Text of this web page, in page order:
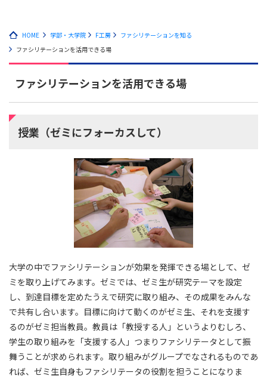
HOME 学部・大学院 F工房
ファシリテーションを知る
ファシリテーションを活用できる場
ファシリテーションを活用できる場
授業（ゼミにフォーカスして）
大学の中でファシリテーションが効果を発揮できる場として、ゼ
ミを取り上げてみます。ゼミでは、ゼミ生が研究テーマを設定
し、到達目標を定めたうえで研究に取り組み、その成果をみんな
で共有し合います。目標に向けて動くのがゼミ生、それを支援す
るのがゼミ担当教員。教員は「教授する人」というよりむしろ、
学生の取り組みを「支援する人」つまりファシリテータとして振
舞うことが求められます。取り組みがグループでなされるものであ
れば、ゼミ生自身もファシリテータの役割を担うことになりま